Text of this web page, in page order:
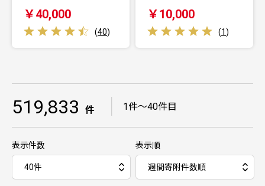
￥40,000
(40)
￥10,000
(1)
519,833 件 1件～40件目
表示件数 表示順